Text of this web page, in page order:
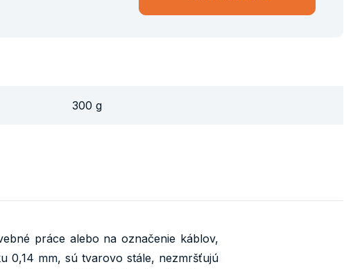
300 g
práce alebo na označenie káblov,
0,14 mm, sú tvarovo stále, nezmršťujú